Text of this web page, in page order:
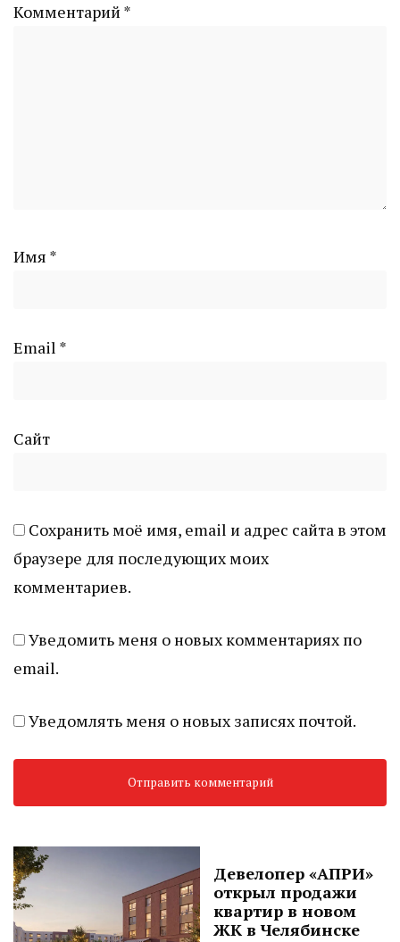
Комментарий *
Имя *
Email *
Сайт
Сохранить моё имя, email и адрес сайта в этом
браузере для последующих моих
комментариев.
Уведомить меня о новых комментариях по
email.
Уведомлять меня о новых записях почтой.
Девелопер «АПРИ»
открыл продажи
квартир в новом
ЖК в Челябинске